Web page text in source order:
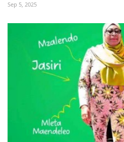
Timu yetu
Urithi wa Nasser
Harakati ya Nasser kwa Vijana
Udhamini wa Nasser
Sep 5, 2025